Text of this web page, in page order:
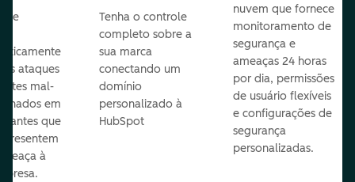
e
ataques
mal-
em
antes que
à
Tenha o controle
completo sobre a
sua marca
conectando um
domínio
personalizado à
HubSpot
nuvem que fornece
monitoramento de
segurança e
ameaças 24 horas
por dia, permissões
de usuário flexíveis
e configurações de
segurança
personalizadas.